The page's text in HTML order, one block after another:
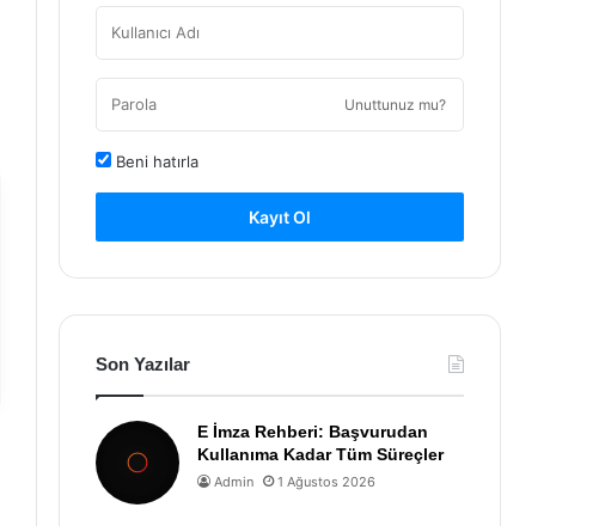
Unuttunuz mu?
Beni hatırla
Kayıt Ol
Son Yazılar
E İmza Rehberi: Başvurudan
Kullanıma Kadar Tüm Süreçler
Admin 1 Ağustos 2026